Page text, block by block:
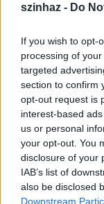
szinhaz - Do
If you wish to opt-
processing of
targeted
section to confirm
opt-out request is
interest-based
us or personal
your opt-out. You
disclosure of your
IAB’s list of
also be disclosed
Downstream
Felújítás: 2014.